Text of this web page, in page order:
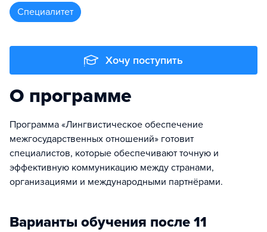
специалитет
Хочу поступить
О программе
Программа «Лингвистическое обеспечение
межгосударственных отношений» готовит
специалистов, которые обеспечивают точную и
эффективную коммуникацию между странами,
организациями и международными партнёрами.
Варианты обучения после 11